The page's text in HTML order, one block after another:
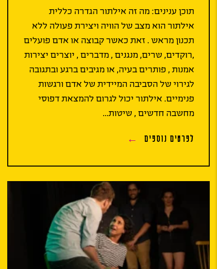
תוכן ענינים: מה זה אילתור הגדרה כללית
אילתור הוא מצב של הוויה ויצירת פעולה ללא
תכנון מראש . זאת כאשר קבוצה או אדם פועלים
,רוקדים, שרים, מנגנים , מדברים , יוצרים יצירות
אמנות , פותרים בעיה, או מגיבים ברגע ובתגובה
לגירוי של הסביבה המיידית של אדם ורגשות
פנימיים. אילתור יכול לגרום להמצאת דפוסי
מחשבה חדשים , שיטות...
לפרטים נוספים